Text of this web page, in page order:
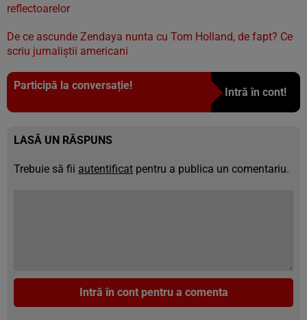
reflectoarelor
De ce ascunde Zendaya nunta cu Tom Holland, de fapt? Ce
scriu jurnaliștii americani
Participă la conversație!
Intră în cont!
LASĂ UN RĂSPUNS
Trebuie să fii autentificat pentru a publica un comentariu.
Intră în cont pentru a comenta